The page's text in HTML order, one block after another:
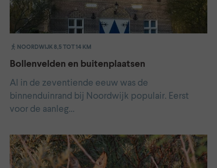
NOORDWIJK 8,5 TOT 14 KM
Bollenvelden en buitenplaatsen
Al in de zeventiende eeuw was de
binnenduinrand bij Noordwijk populair. Eerst
voor de aanleg…